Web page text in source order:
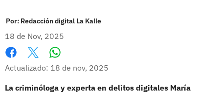
Por: Redacción digital La Kalle
18 de Nov, 2025
Facebook
X
Actualizado: 18 de nov, 2025
La criminóloga y experta en delitos digitales María